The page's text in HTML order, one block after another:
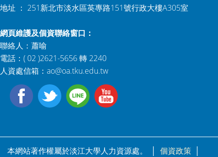
地址 ： 251新北市淡水區英專路151號行政大樓A305室
網頁維護及個資聯絡窗口：
聯絡人：蕭喻
電話：( 02 )2621-5656 轉 2240
人資處信箱： ao@oa.tku.edu.tw
本網站著作權屬於淡江大學人力資源處。 │ 個資政策